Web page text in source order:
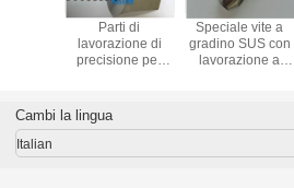
Parti di
lavorazione di
precisione per
esagonali
Speciale vite a
gradino SUS con
lavorazione a
Cambi la lingua
Italian